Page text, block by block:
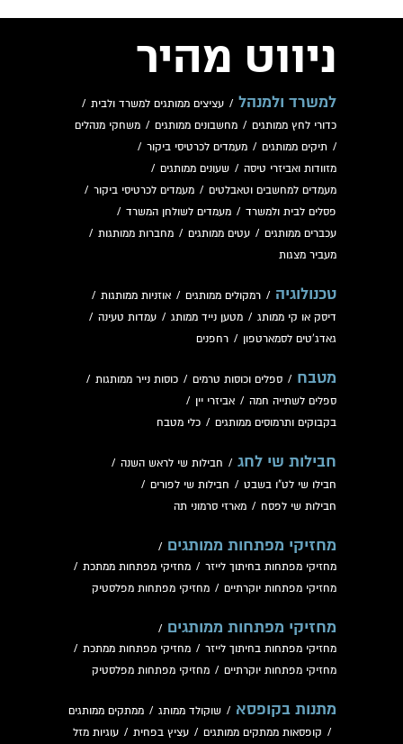
ניווט מהיר
למשרד ולמנהל / עציצים ממותגים למשרד ולבית /
כדורי לחץ ממותגים / מחשבונים ממותגים / משחקי מנהלים
/ תיקים ממותגים / מעמדים לכרטיסי ביקור /
מזוודות ואביזרי טיסה / שעונים ממותגים /
מעמדים למחשבים וטאבלטים / מעמדים לכרטיסי ביקור /
פסלים לבית ולמשרד / מעמדים לשולחן המשרד /
עכברים ממותגים / עטים ממותגים / מחברות ממותגות /
מעביר מצגות
טכנולוגיה / רמקולים ממותגים / אוזניות ממותגות /
דיסק או קי ממותג / מטען נייד ממותג / עמדות טעינה /
גאדג'טים לסמארטפון / רחפנים
מטבח / ספלים וכוסות טרמים / כוסות נייר ממותגות /
ספלים לשתייה חמה / אביזרי יין /
בקבוקים ותרמוסים ממותגים / כלי מטבח
חבילות שי לחג / חבילות שי לראש השנה /
חבילו שי לט"ו בשבט / חבילות שי לפורים /
חבילות שי לפסח / מארזי סרמוני תה
מחזיקי מפתחות ממותגים /
מחזיקי מפתחות בחיתוך לייזר / מחזיקי מפתחות ממתכת /
מחזיקי מפתחות יוקרתיים / מחזיקי מפתחות מפלסטיק
מחזיקי מפתחות ממותגים /
מחזיקי מפתחות בחיתוך לייזר / מחזיקי מפתחות ממתכת /
מחזיקי מפתחות יוקרתיים / מחזיקי מפתחות מפלסטיק
מתנות בקופסא / שוקולד ממותג / ממתקים ממותגים
/ קופסאות ממתקים ממותגים / עציץ בפחית / עוגיות מזל